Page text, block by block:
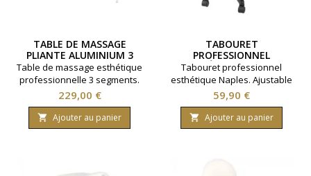
TABLE DE MASSAGE
PLIANTE ALUMINIUM 3
SEGMENTS NOIR
Table de massage esthétique
professionnelle 3 segments.
Modèle pliable et
transportable Cadre en bois
et pieds en aluminium léger.
Appui tête réglable. Coloris
Prix
229,00 €
 Ajouter au panier
TABOURET
PROFESSIONNEL
ESTHÉTIQUE NAPLES
BLANC
Tabouret professionnel
esthétique Naples. Ajustable
en hauteur. Assise diamètre
33 centimètres. Coloris blanc.
Prix
59,90 €
 Ajouter au panier